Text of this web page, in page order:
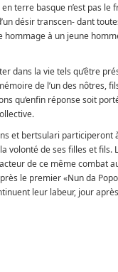
terre basque n’est pas
désir transcen- dant
à un jeune
dans la vie tels qu’être
de l’un des nôtres,
qu’enfin réponse soit
et bertsulari participeront
volonté de ses filles et
de ce même combat
le premier «Nun da
leur labeur, jour